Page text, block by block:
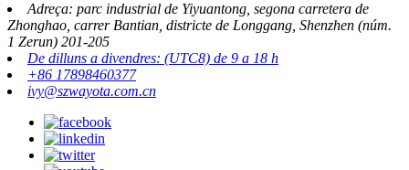
Adreça: parc industrial de Yiyuantong, segona carretera de
Zhonghao, carrer Bantian, districte de Longgang, Shenzhen (núm.
1 Zerun) 201-205
De dilluns a divendres: (UTC8) de 9 a 18 h
+86 17898460377
ivy@szwayota.com.cn